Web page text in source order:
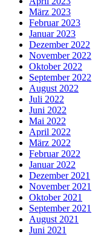
März 2023
Februar 2023
Januar 2023
Dezember 2022
November 2022
Oktober 2022
September 2022
August 2022
Juli 2022
Juni 2022
Mai 2022
April 2022
März 2022
Februar 2022
Januar 2022
Dezember 2021
November 2021
Oktober 2021
September 2021
August 2021
Juni 2021